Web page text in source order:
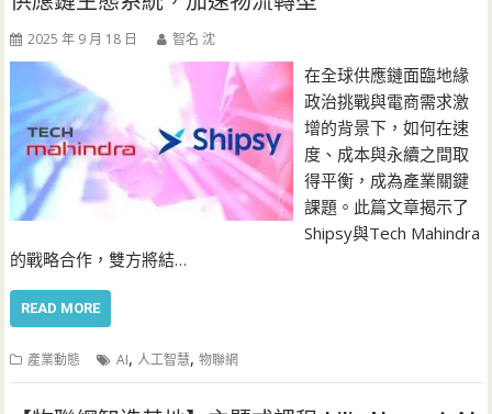
2025 年 9 月 18 日 智名 沈
在全球供應鏈面臨地緣
政治挑戰與電商需求激
增的背景下，如何在速
度、成本與永續之間取
得平衡，成為產業關鍵
課題。此篇文章揭示了
Shipsy與Tech Mahindra
的戰略合作，雙方將結…
READ MORE
產業動態 AI,人工智慧,物聯網